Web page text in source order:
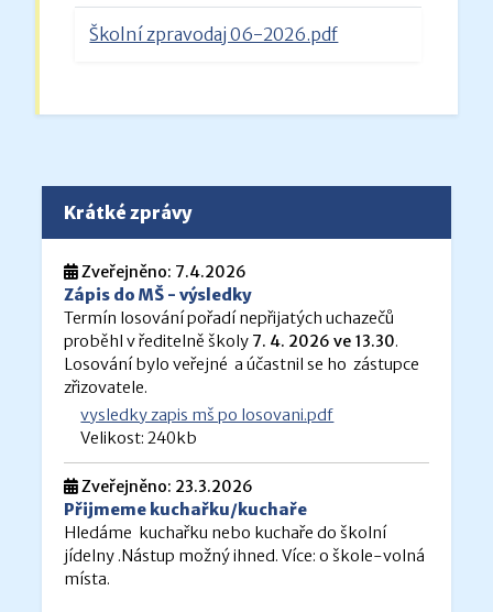
Školní zpravodaj 06-2026.pdf
Krátké zprávy
Zveřejněno: 7.4.2026
Zápis do MŠ - výsledky
Termín losování pořadí nepřijatých uchazečů
proběhl v ředitelně školy 7. 4. 2026 ve 13.30.
Losování bylo veřejné a účastnil se ho zástupce
zřizovatele.
vysledky zapis mš po losovani.pdf
Velikost: 240kb
Zveřejněno: 23.3.2026
Přijmeme kuchařku/kuchaře
Hledáme kuchařku nebo kuchaře do školní
jídelny .Nástup možný ihned. Více: o škole-volná
místa.